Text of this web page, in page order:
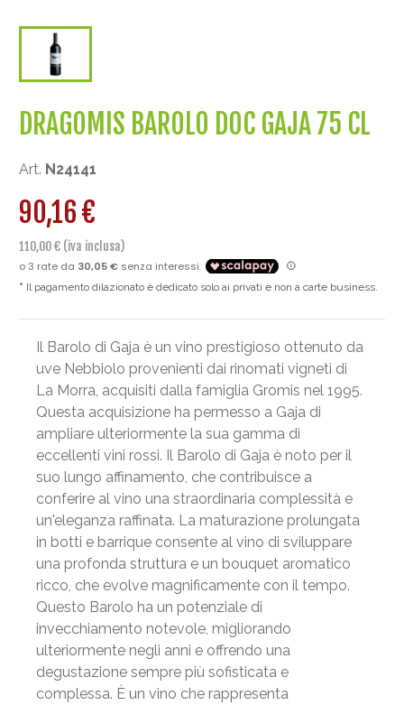
DRAGOMIS BAROLO DOC GAJA 75 CL
Art. N24141
90,16 €
110,00 € (iva inclusa)
Il pagamento dilazionato è dedicato solo ai privati e non a carte business.
Il Barolo di Gaja è un vino prestigioso ottenuto da
uve Nebbiolo provenienti dai rinomati vigneti di
La Morra, acquisiti dalla famiglia Gromis nel 1995.
Questa acquisizione ha permesso a Gaja di
ampliare ulteriormente la sua gamma di
eccellenti vini rossi. Il Barolo di Gaja è noto per il
suo lungo affinamento, che contribuisce a
conferire al vino una straordinaria complessità e
un'eleganza raffinata. La maturazione prolungata
in botti e barrique consente al vino di sviluppare
una profonda struttura e un bouquet aromatico
ricco, che evolve magnificamente con il tempo.
Questo Barolo ha un potenziale di
invecchiamento notevole, migliorando
ulteriormente negli anni e offrendo una
degustazione sempre più sofisticata e
complessa. È un vino che rappresenta